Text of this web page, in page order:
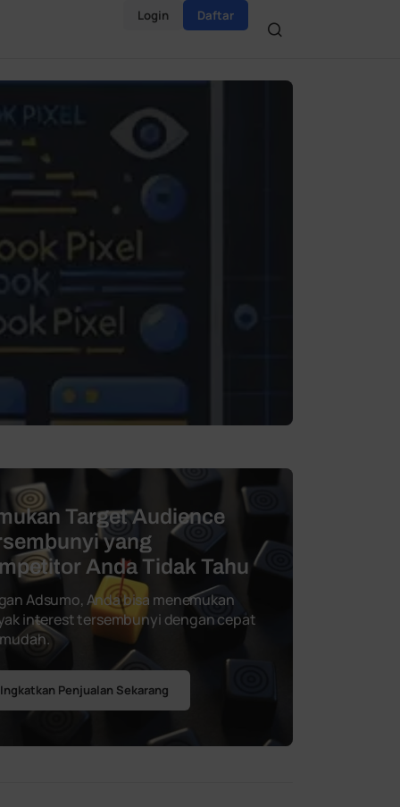
Login Daftar
Target Audience
yang
Anda Tidak Tahu
Adsumo, Anda bisa menemukan
interest tersembunyi dengan cepat
Penjualan Sekarang